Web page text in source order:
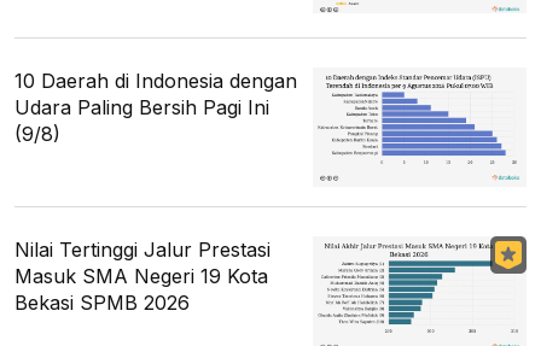
10 Daerah di Indonesia dengan
Udara Paling Bersih Pagi Ini
(9/8)
Nilai Tertinggi Jalur Prestasi
Masuk SMA Negeri 19 Kota
Bekasi SPMB 2026